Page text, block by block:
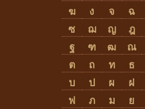
ฆ
ง จ ฉ
ซ
ฌ ญ ฎ
ฐ
ฑ ฒ ณ
ต
ถ ท ธ
บ
ป ผ ฝ
ฟ
ภ ม ย